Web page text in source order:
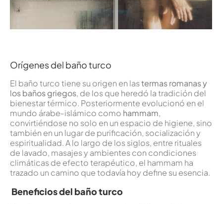
Orígenes del baño turco
El baño turco tiene su origen en lastermas romanas y
los baños griegos, de los que heredó la tradición del
bienestar térmico. Posteriormente evolucionó en el
mundo árabe-islámico como hammam,
convirtiéndose no solo en un espacio de higiene, sino
también en un lugar de purificación, socialización y
espiritualidad. A lo largo de los siglos, entre rituales
de lavado, masajes y ambientes con condiciones
climáticas de efecto terapéutico, el hammam ha
trazado un camino que todavía hoy define su esencia.
Beneficios del baño turco